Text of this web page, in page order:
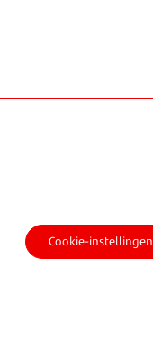
Cookie-instellingen